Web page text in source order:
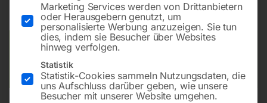
Preis auf Anfrage
Versandkosten Standard (Österreich):
Bitte beachten Sie: Die Versandkosten gelten für Österreich.
Andere Länder können abweichen.
Marketing Services werden von Drittanbietern
oder Herausgebern genutzt, um
personalisierte Werbung anzuzeigen. Sie tun
dies, indem sie Besucher über Websites
hinweg verfolgen.
Statistik
Statistik-Cookies sammeln Nutzungsdaten, die
uns Aufschluss darüber geben, wie unsere
Besucher mit unserer Website umgehen.